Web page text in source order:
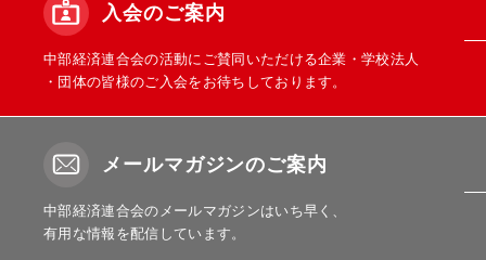
入会のご案内
中部経済連合会の活動にご賛同いただける企業・学校法人
・団体の皆様のご入会をお待ちしております。
メールマガジンのご案内
中部経済連合会のメールマガジンはいち早く、
有用な情報を配信しています。